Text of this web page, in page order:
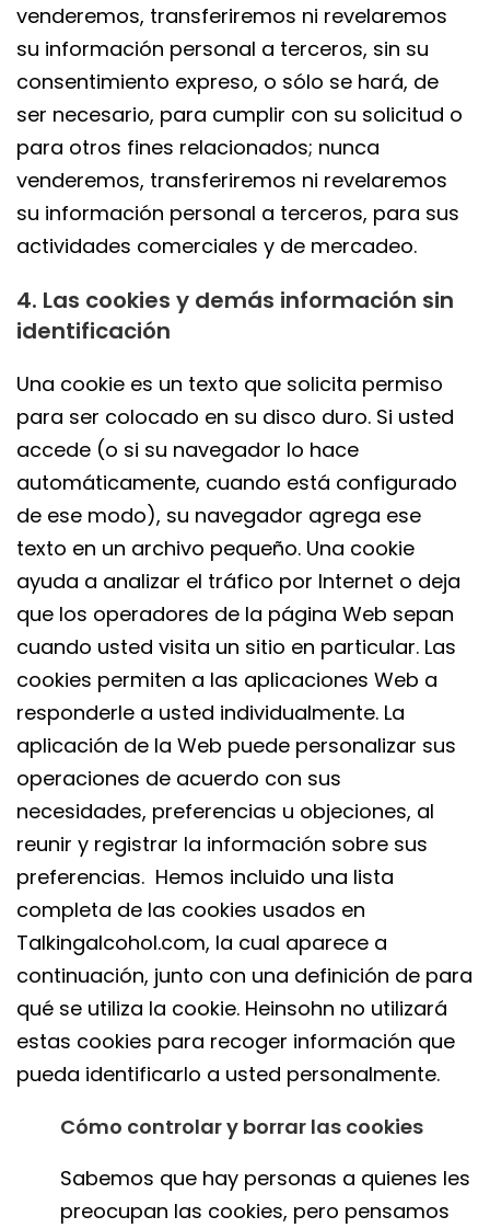
venderemos, transferiremos ni revelaremos
su información personal a terceros, sin su
consentimiento expreso, o sólo se hará, de
ser necesario, para cumplir con su solicitud o
para otros fines relacionados; nunca
venderemos, transferiremos ni revelaremos
su información personal a terceros, para sus
actividades comerciales y de mercadeo.
4. Las cookies y demás información sin
identificación
Una cookie es un texto que solicita permiso
para ser colocado en su disco duro. Si usted
accede (o si su navegador lo hace
automáticamente, cuando está configurado
de ese modo), su navegador agrega ese
texto en un archivo pequeño. Una cookie
ayuda a analizar el tráfico por Internet o deja
que los operadores de la página Web sepan
cuando usted visita un sitio en particular. Las
cookies permiten a las aplicaciones Web a
responderle a usted individualmente. La
aplicación de la Web puede personalizar sus
operaciones de acuerdo con sus
necesidades, preferencias u objeciones, al
reunir y registrar la información sobre sus
preferencias. Hemos incluido una lista
completa de las cookies usados en
Talkingalcohol.com, la cual aparece a
continuación, junto con una definición de para
qué se utiliza la cookie. Heinsohn no utilizará
estas cookies para recoger información que
pueda identificarlo a usted personalmente.
Cómo controlar y borrar las cookies
Sabemos que hay personas a quienes les
preocupan las cookies, pero pensamos